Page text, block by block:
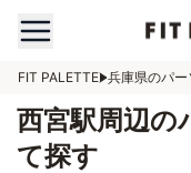
FIT PALETTE 兵庫県のパー
西宮駅周辺の
て探す